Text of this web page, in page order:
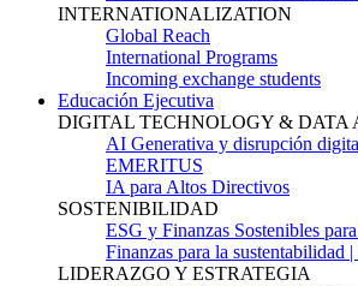
INTERNATIONALIZATION
Global Reach
International Programs
Incoming exchange students
Educación Ejecutiva
DIGITAL TECHNOLOGY & DATA
AI Generativa y disrupción
EMERITUS
IA para Altos Directivos
SOSTENIBILIDAD
ESG y Finanzas Sostenibles
Finanzas para la sustentabilidad
LIDERAZGO Y ESTRATEGIA